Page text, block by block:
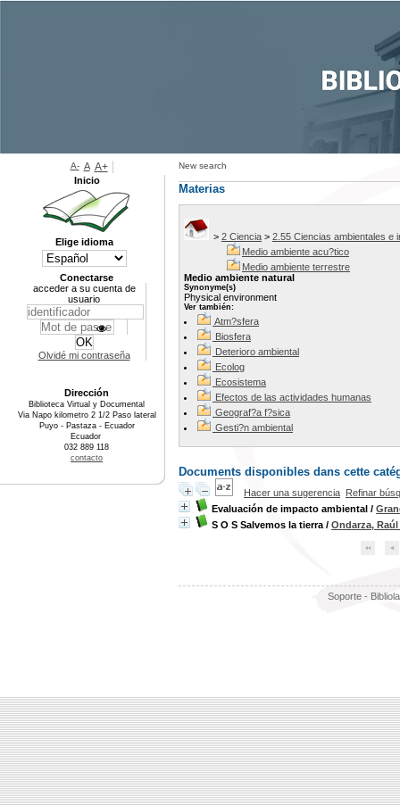
New search
Materias
> 2 Ciencia > 2.55 Ciencias ambientales e
Medio ambiente acu?tico
Medio ambiente terrestre
Medio ambiente natural
Synonyme(s)
Physical environment
Ver también:
Atm?sfera
Biosfera
Deterioro ambiental
Ecolog
Ecosistema
Efectos de las actividades humanas
Geograf?a f?sica
Gesti?n ambiental
Documents disponibles dans cette
Hacer una sugerencia Refinar
Evaluación de impacto ambiental /
S O S Salvemos la tierra / Ondarza, Raúl
Soporte -
A- A A+
Inicio
Elige idioma
Conectarse
acceder a su cuenta de
usuario
Olvidé mi contraseña
Dirección
Biblioteca Virtual y Documental
Via Napo kilometro 2 1/2 Paso lateral
Puyo - Pastaza - Ecuador
Ecuador
032 889 118
contacto